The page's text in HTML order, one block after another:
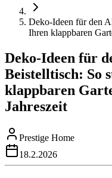
Deko-Ideen für den
Ihren klappbaren
Deko-Ideen für
Beistelltisch: So
klappbaren
Jahreszeit
Prestige Home
18.2.2026